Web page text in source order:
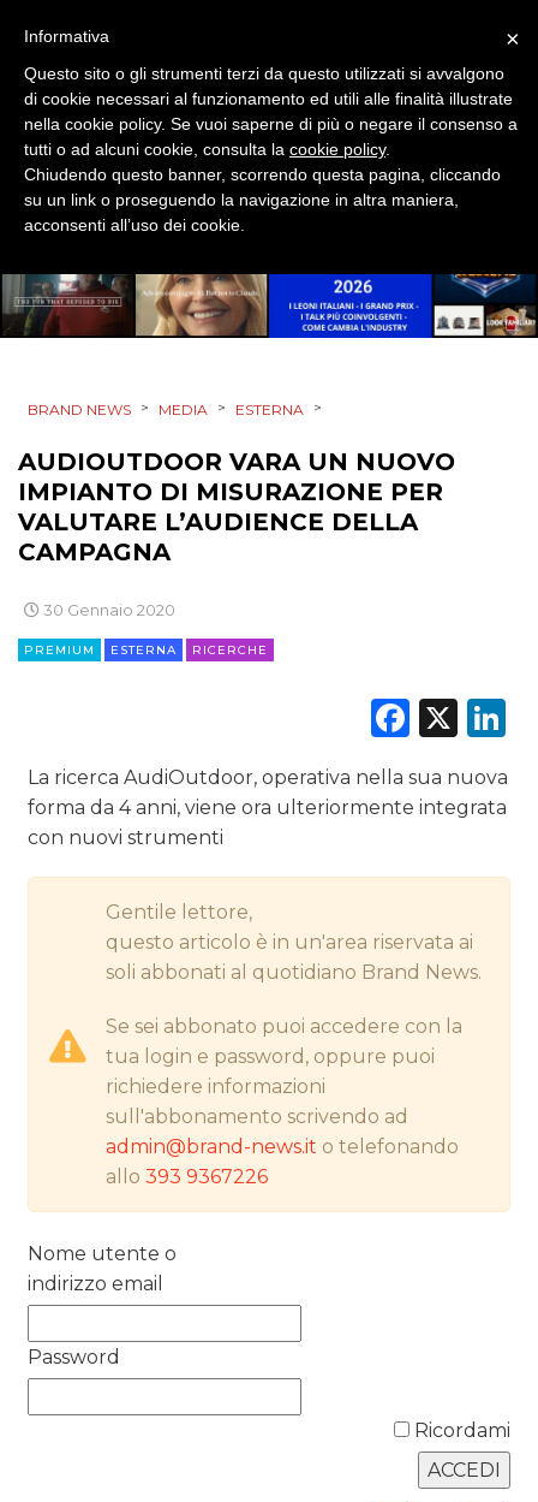
PRODOTTI
PUNTI VENDITA
CSR
CINEMA
DIGITALE
ESTERNA
RICERCHE
PREVISIONI/SCENARI
NORMATIVE
CASE HISTORY
OPINIONI
BRAND NEWS > MEDIA > ESTERNA >
AUDIOUTDOOR VARA UN NUOVO
IMPIANTO DI MISURAZIONE PER
VALUTARE L’AUDIENCE DELLA
CAMPAGNA
30 Gennaio 2020
PREMIUM ESTERNA RICERCHE
X
La ricerca AudiOutdoor, operativa nella sua nuova
forma da 4 anni, viene ora ulteriormente integrata
con nuovi strumenti
Gentile lettore,
questo articolo è in un'area riservata ai
soli abbonati al quotidiano Brand News.
Se sei abbonato puoi accedere con la
tua login e password, oppure puoi
richiedere informazioni
sull'abbonamento scrivendo ad
admin@brand-news.it o telefonando
allo393 9367226
Nome utente o
indirizzo email
Password
Ricordami
×
Informativa
Questo sito o gli strumenti terzi da questo utilizzati si avvalgono
di cookie necessari al funzionamento ed utili alle finalità illustrate
nella cookie policy. Se vuoi saperne di più o negare il consenso a
tutti o ad alcuni cookie, consulta la cookie policy.
Chiudendo questo banner, scorrendo questa pagina, cliccando
su un link o proseguendo la navigazione in altra maniera,
acconsenti all’uso dei cookie.